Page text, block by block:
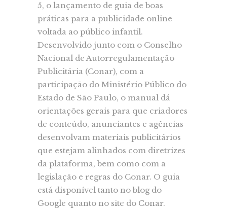
5, o lançamento de guia de boas
práticas para a publicidade online
voltada ao público infantil.
Desenvolvido junto com o Conselho
Nacional de Autorregulamentação
Publicitária (Conar), com a
participação do Ministério Público do
Estado de São Paulo, o manual dá
orientações gerais para que criadores
de conteúdo, anunciantes e agências
desenvolvam materiais publicitários
que estejam alinhados com diretrizes
da plataforma, bem como com a
legislação e regras do Conar. O guia
está disponível tanto no blog do
Google quanto no site do Conar.